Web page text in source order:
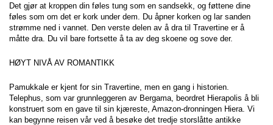
Det gjør at kroppen din føles tung som en sandsekk, og føttene dine
føles som om det er kork under dem. Du åpner korken og lar sanden
strømme ned i vannet. Den verste delen av å dra til Travertine er å
måtte dra. Du vil bare fortsette å ta av deg skoene og sove der.
HØYT NIVÅ AV ROMANTIKK
Pamukkale er kjent for sin Travertine, men en gang i historien.
Telephus, som var grunnleggeren av Bergama, beordret Hierapolis å bli
konstruert som en gave til sin kjæreste, Amazon-dronningen Hiera. Vi
kan begynne reisen vår ved å besøke det tredje storslåtte antikke